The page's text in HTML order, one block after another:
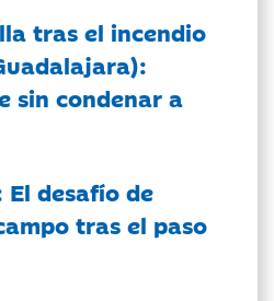
tras el incendio
sin condenar a
El desafío de
tras el paso